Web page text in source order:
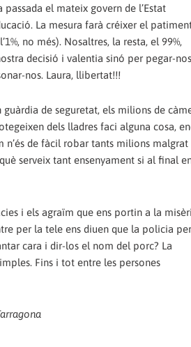
el mateix govern de l’Estat
La mesura farà créixer el
no més). Nosaltres, la resta, el 99%,
decisió i valentia sinó per pegar-nos
nos. Laura, llibertat!!!
de seguretat, els milions de
dels lladres faci alguna cosa,
n’és de fàcil robar tants milions malgrat
serveix tant ensenyament si al final
i els agraïm que ens portin a la
per la tele ens diuen que la policia
cara i dir-los el nom del porc? La
Fins i tot entre les persones